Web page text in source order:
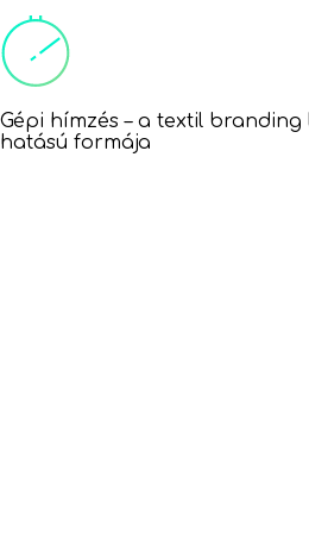
Gépi hímzés – a textil
hatású formája